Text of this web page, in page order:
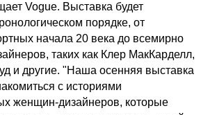
Vogue. Выставка будет
порядке, от
начала 20 века до всемирно
таких как Клер МакКарделл,
и другие. "Наша осенняя выставка
с историями
женщин-дизайнеров, которые